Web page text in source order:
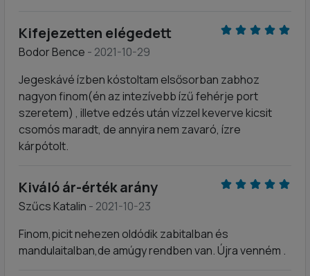
Kifejezetten elégedett
Bodor Bence - 2021-10-29
Jegeskávé ízben kóstoltam elsősorban zabhoz
nagyon finom(én az intezívebb ízű fehérje port
szeretem) , illetve edzés után vízzel keverve kicsit
csomós maradt, de annyira nem zavaró, ízre
kárpótolt.
Kiváló ár-érték arány
Szűcs Katalin - 2021-10-23
Finom,picit nehezen oldódik zabitalban és
mandulaitalban,de amúgy rendben van. Újra venném .